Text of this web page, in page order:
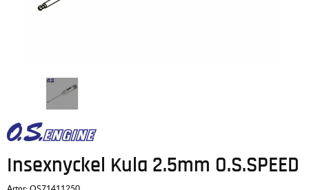
Insexnyckel Kula 2.5mm O.S.SPEED